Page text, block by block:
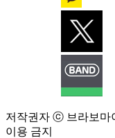
저작권자 ⓒ 브라보마
이용 금지